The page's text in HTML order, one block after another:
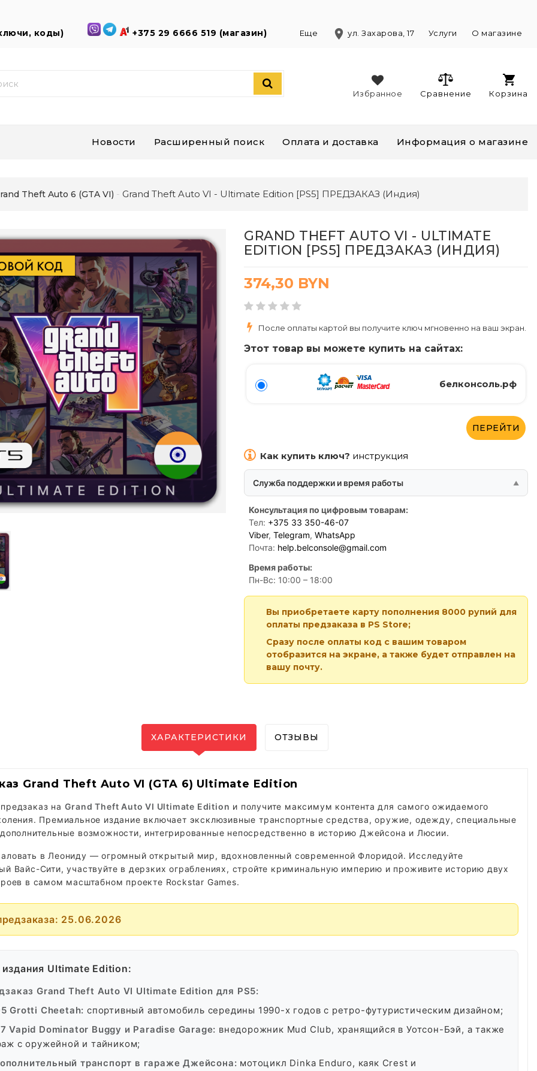
коды)
+375 29 6666 519 (магазин) Еще location_on ул. Захарова, 17 Услуги О магазине
Корзина
Сравнение
Избранное
Новости Расширенный поиск Оплата и доставка Информация о магазине
Theft Auto 6 (GTA VI) Grand Theft Auto VI - Ultimate Edition [PS5] ПРЕДЗАКАЗ (Индия)
GRAND THEFT AUTO VI - ULTIMATE
EDITION [PS5] ПРЕДЗАКАЗ (ИНДИЯ)
374,30 BYN
После оплаты картой вы получите ключ мгновенно на ваш экран.
Этот товар вы можете купить на сайтах:
белконсоль.рф
ПЕРЕЙТИ
Как купить ключ? инструкция
Служба поддержки и время работы
Консультация по цифровым товарам:
Тел: +375 33 350-46-07
Viber, Telegram, WhatsApp
Почта: help.belconsole@gmail.com
Время работы:
Пн-Вс: 10:00 – 18:00
Вы приобретаете карту пополнения 8000 рупий для
оплаты предзаказа в PS Store;
Сразу после оплаты код с вашим товаром
отобразится на экране, а также будет отправлен на
вашу почту.
ХАРАКТЕРИСТИКИ ОТЗЫВЫ
Grand Theft Auto VI (GTA 6) Ultimate Edition
на Grand Theft Auto VI Ultimate Edition и получите максимум контента для самого ожидаемого
Премиальное издание включает эксклюзивные транспортные средства, оружие, одежду, специальные
возможности, интегрированные непосредственно в историю Джейсона и Люсии.
в Леониду — огромный открытый мир, вдохновленный современной Флоридой. Исследуйте
Вайс-Сити, участвуйте в дерзких ограблениях, стройте криминальную империю и проживите историю двух
в самом масштабном проекте Rockstar Games.
25.06.2026
Ultimate Edition:
Grand Theft Auto VI Ultimate Edition для PS5:
Grotti Cheetah: спортивный автомобиль середины 1990-х годов с ретро-футуристическим дизайном;
Vapid Dominator Buggy и Paradise Garage: внедорожник Mud Club, хранящийся в Уотсон-Бэй, а также
с оружейной и тайником;
транспорт в гараже Джейсона: мотоцикл Dinka Enduro, каяк Crest и